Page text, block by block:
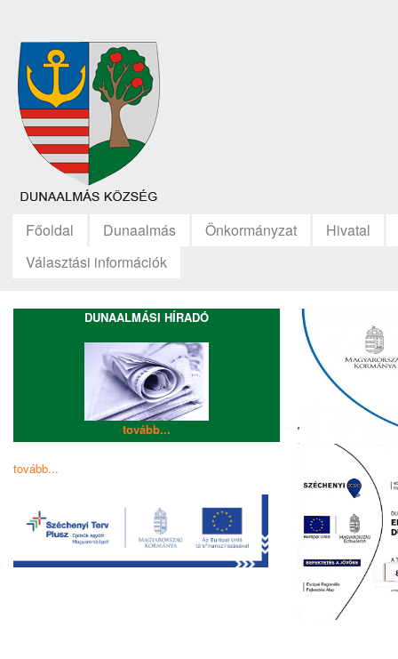
Főoldal Dunaalmás Önkormányzat
Hivatal
Választási információk
DUNAALMÁSI HÍRADÓ
tovább...
tovább...